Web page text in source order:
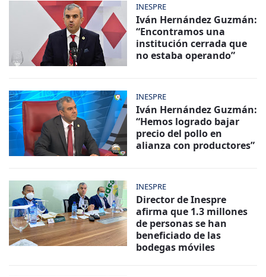
INESPRE
Iván Hernández Guzmán:
“Encontramos una
institución cerrada que
no estaba operando”
INESPRE
Iván Hernández Guzmán:
“Hemos logrado bajar
precio del pollo en
alianza con productores”
INESPRE
Director de Inespre
afirma que 1.3 millones
de personas se han
beneficiado de las
bodegas móviles